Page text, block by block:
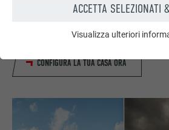
Progetta la Tua casa (dei sogni) con il
facciate, colori e tipologie di case
CONFIGURA LA TUA CASA ORA
ACCETTA SELEZIONATI
funzionamento basilare del sito web.
garantisce il funzionamento del sito web.
NOME Mostra informazioni sui
Visualizza ulteriori